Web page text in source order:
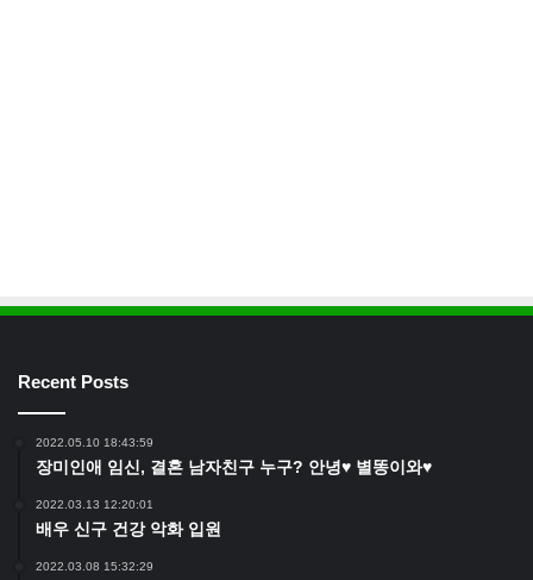
Recent Posts
2022.05.10 18:43:59
장미인애 임신, 결혼 남자친구 누구? 안녕♥ 별똥이와♥
2022.03.13 12:20:01
배우 신구 건강 악화 입원
2022.03.08 15:32:29